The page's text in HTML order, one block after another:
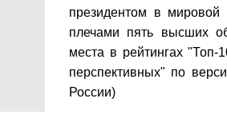
президентом в мировой
плечами пять высших
места в рейтингах
перспективных" по
России)